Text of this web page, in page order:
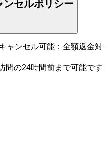
ンセルポリシー
ャンセル可能：全額返金対
問の24時間前まで可能です